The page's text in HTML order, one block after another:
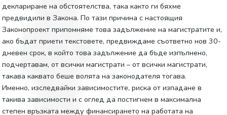
деклариране на обстоятелства, така както ги бяхме
предвидили в Закона. По тази причина с настоящия
Законопроект припомняме това задължение на магистратите и,
ако бъдат приети текстовете, предвиждаме съответно нов 30-
дневен срок, в който това задължение да бъде изпълнено,
подчертавам, от всички магистрати – от всички магистрати,
такава каквато беше волята на законодателя тогава.
Именно, изследвайки зависимостите, риска от изпадане в
такива зависимости и с оглед да постигнем в максимална
степен връзката между финансирането на работата на